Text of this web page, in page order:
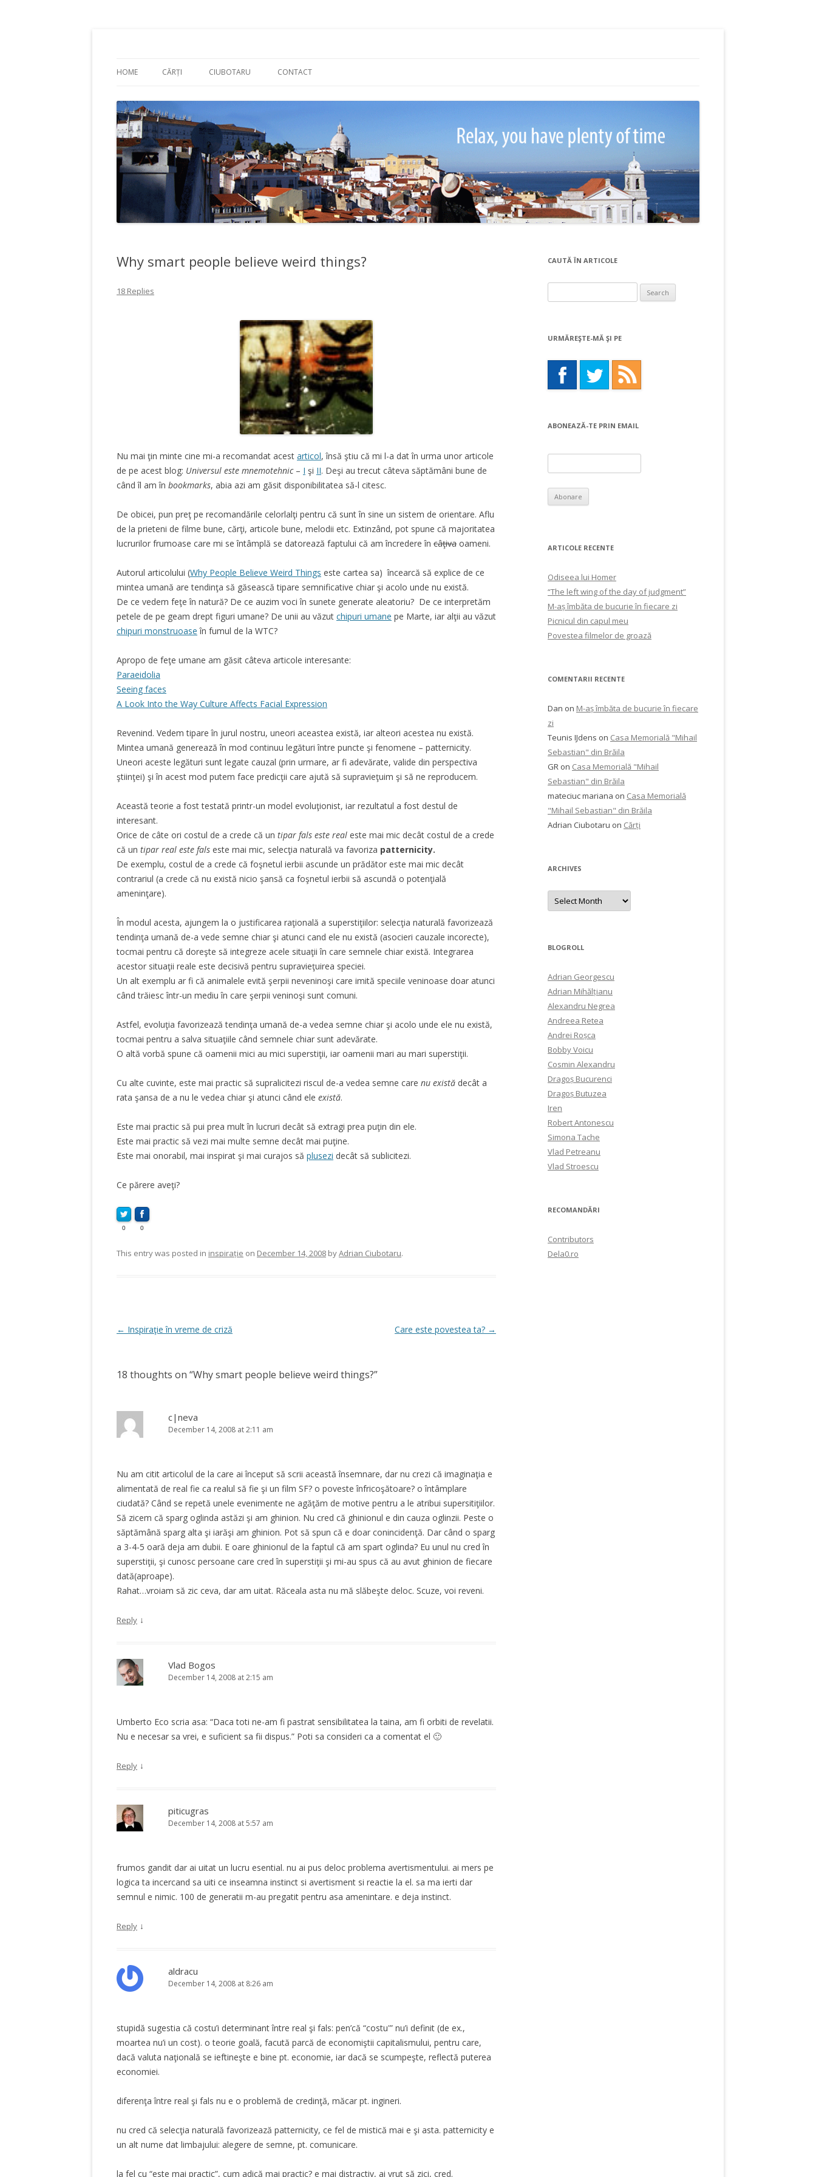
HOME CĂRȚI CIUBOTARU CONTACT
Why smart people believe weird things?
18 Replies
Nu mai ţin minte cine mi-a recomandat acest articol, însă ştiu că mi l-a dat în urma unor articole
de pe acest blog: Universul este mnemotehnic – I şi II. Deşi au trecut câteva săptămâni bune de
când îl am în bookmarks, abia azi am găsit disponibilitatea să-l citesc.
De obicei, pun preţ pe recomandările celorlalţi pentru că sunt în sine un sistem de orientare. Aflu
de la prieteni de filme bune, cărţi, articole bune, melodii etc. Extinzând, pot spune că majoritatea
lucrurilor frumoase care mi se întâmplă se datorează faptului că am încredere în câţiva oameni.
Autorul articolului (Why People Believe Weird Things este cartea sa) încearcă să explice de ce
mintea umană are tendinţa să găsească tipare semnificative chiar şi acolo unde nu există.
De ce vedem feţe în natură? De ce auzim voci în sunete generate aleatoriu? De ce interpretăm
petele de pe geam drept figuri umane? De unii au văzut chipuri umane pe Marte, iar alţii au văzut
chipuri monstruoase în fumul de la WTC?
Apropo de feţe umane am găsit câteva articole interesante:
Paraeidolia
Seeing faces
A Look Into the Way Culture Affects Facial Expression
Revenind. Vedem tipare în jurul nostru, uneori aceastea există, iar alteori acestea nu există.
Mintea umană generează în mod continuu legături între puncte şi fenomene – patternicity.
Uneori aceste legături sunt legate cauzal (prin urmare, ar fi adevărate, valide din perspectiva
ştiinţei) şi în acest mod putem face predicţii care ajută să supravieţuim şi să ne reproducem.
Această teorie a fost testată printr-un model evoluţionist, iar rezultatul a fost destul de
interesant.
Orice de câte ori costul de a crede că un tipar fals este real este mai mic decât costul de a crede
că un tipar real este fals este mai mic, selecţia naturală va favoriza patternicity.
De exemplu, costul de a crede că foşnetul ierbii ascunde un prădător este mai mic decât
contrariul (a crede că nu există nicio şansă ca foşnetul ierbii să ascundă o potenţială
ameninţare).
În modul acesta, ajungem la o justificarea raţională a superstiţiilor: selecţia naturală favorizează
tendinţa umană de-a vede semne chiar şi atunci cand ele nu există (asocieri cauzale incorecte),
tocmai pentru că doreşte să integreze acele situaţii în care semnele chiar există. Integrarea
acestor situaţii reale este decisivă pentru supravieţuirea speciei.
Un alt exemplu ar fi că animalele evită şerpii neveninoşi care imită speciile veninoase doar atunci
când trăiesc într-un mediu în care şerpii veninoşi sunt comuni.
Astfel, evoluţia favorizează tendinţa umană de-a vedea semne chiar şi acolo unde ele nu există,
tocmai pentru a salva situaţiile când semnele chiar sunt adevărate.
O altă vorbă spune că oamenii mici au mici superstiţii, iar oamenii mari au mari superstiţii.
Cu alte cuvinte, este mai practic să supralicitezi riscul de-a vedea semne care nu există decât a
rata şansa de a nu le vedea chiar şi atunci când ele există.
Este mai practic să pui prea mult în lucruri decât să extragi prea puţin din ele.
Este mai practic să vezi mai multe semne decât mai puţine.
Este mai onorabil, mai inspirat şi mai curajos să plusezi decât să sublicitezi.
Ce părere aveţi?
0 0
This entry was posted in inspirație on December 14, 2008 byAdrian Ciubotaru.
Post
← Inspiraţie în vreme de criză Care este povestea ta? →
18 thoughts on “Why smart people believe weird things?”
c|neva
December 14, 2008 at 2:11 am
Nu am citit articolul de la care ai început să scrii această însemnare, dar nu crezi că imaginaţia e
alimentată de real fie ca realul să fie şi un film SF? o poveste înfricoşătoare? o întâmplare
ciudată? Când se repetă unele evenimente ne agăţăm de motive pentru a le atribui supersitiţiilor.
Să zicem că sparg oglinda astăzi şi am ghinion. Nu cred că ghinionul e din cauza oglinzii. Peste o
săptămână sparg alta şi iarăşi am ghinion. Pot să spun că e doar conincidenţă. Dar când o sparg
a 3-4-5 oară deja am dubii. E oare ghinionul de la faptul că am spart oglinda? Eu unul nu cred în
superstiţii, şi cunosc persoane care cred în superstiţii şi mi-au spus că au avut ghinion de fiecare
dată(aproape).
Rahat…vroiam să zic ceva, dar am uitat. Răceala asta nu mă slăbeşte deloc. Scuze, voi reveni.
Reply ↓
Vlad Bogos
December 14, 2008 at 2:15 am
Umberto Eco scria asa: “Daca toti ne-am fi pastrat sensibilitatea la taina, am fi orbiti de revelatii.
Nu e necesar sa vrei, e suficient sa fii dispus.” Poti sa consideri ca a comentat el 🙂
Reply ↓
piticugras
December 14, 2008 at 5:57 am
frumos gandit dar ai uitat un lucru esential. nu ai pus deloc problema avertismentului. ai mers pe
logica ta incercand sa uiti ce inseamna instinct si avertisment si reactie la el. sa ma ierti dar
semnul e nimic. 100 de generatii m-au pregatit pentru asa amenintare. e deja instinct.
Reply ↓
aldracu
December 14, 2008 at 8:26 am
stupidă sugestia că costu’i determinant între real şi fals: pen’că “costu'” nu’i definit (de ex.,
moartea nu’i un cost). o teorie goală, facută parcă de economiştii capitalismului, pentru care,
dacă valuta naţională se ieftineşte e bine pt. economie, iar dacă se scumpeşte, reflectă puterea
economiei.
diferenţa între real şi fals nu e o problemă de credinţă, măcar pt. ingineri.
nu cred că selecţia naturală favorizează patternicity, ce fel de mistică mai e şi asta. patternicity e
un alt nume dat limbajului: alegere de semne, pt. comunicare.
la fel cu “este mai practic”, cum adică mai practic? e mai distractiv, ai vrut să zici, cred.
CAUTĂ ÎN ARTICOLE
for:
URMĂREŞTE-MĂ ŞI PE
ABONEAZĂ-TE PRIN EMAIL
ARTICOLE RECENTE
Odiseea lui Homer
“The left wing of the day of judgment”
M-aș îmbăta de bucurie în fiecare zi
Picnicul din capul meu
Povestea filmelor de groază
COMENTARII RECENTE
Dan on M-aș îmbăta de bucurie în fiecare
zi
Teunis IJdens on Casa Memorială "Mihail
Sebastian" din Brăila
GR on Casa Memorială "Mihail
Sebastian" din Brăila
mateciuc mariana on Casa Memorială
"Mihail Sebastian" din Brăila
Adrian Ciubotaru on Cărți
ARCHIVES
Archives
BLOGROLL
Adrian Georgescu
Adrian Mihălțianu
Alexandru Negrea
Andreea Retea
Andrei Roșca
Bobby Voicu
Cosmin Alexandru
Dragoș Bucurenci
Dragoș Butuzea
Iren
Robert Antonescu
Simona Tache
Vlad Petreanu
Vlad Stroescu
RECOMANDĂRI
Contributors
Dela0.ro